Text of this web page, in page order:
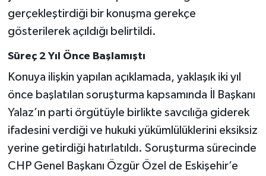
gerçekleştirdiği bir konuşma gerekçe
gösterilerek açıldığı belirtildi.
Süreç 2 Yıl Önce Başlamıştı
Konuya ilişkin yapılan açıklamada, yaklaşık iki yıl
önce başlatılan soruşturma kapsamında İl Başkanı
Yalaz’ın parti örgütüyle birlikte savcılığa giderek
ifadesini verdiği ve hukuki yükümlülüklerini eksiksiz
yerine getirdiği hatırlatıldı. Soruşturma sürecinde
CHP Genel Başkanı Özgür Özel de Eskişehir’e